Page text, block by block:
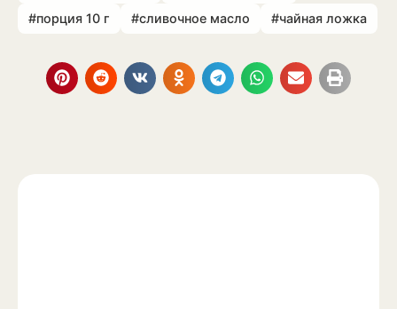
#порция 10 г #сливочное масло #чайная ложка